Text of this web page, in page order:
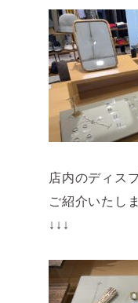
店内のディス
ご紹介いたし
↓↓↓